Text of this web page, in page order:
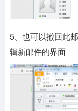
5、也可以撤回此
辑新邮件的界面